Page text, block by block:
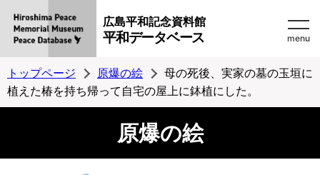
広島平和記念資料館
平和データベース menu
トップページ 原爆の絵
母の死後、実家の墓の玉垣に
植えた椿を持ち帰って自宅の屋上に鉢植にした。
原爆の絵